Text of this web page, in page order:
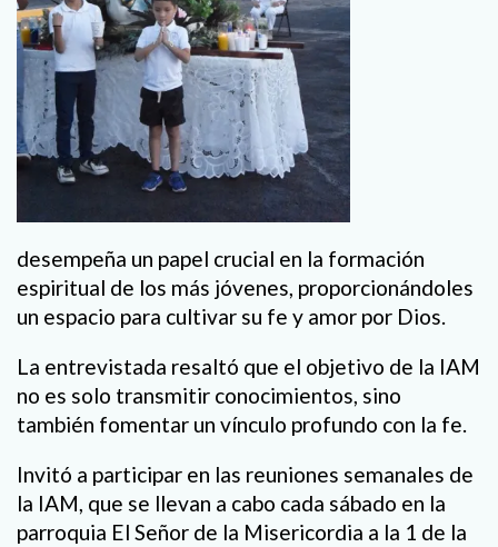
desempeña un papel crucial en la formación
espiritual de los más jóvenes, proporcionándoles
un espacio para cultivar su fe y amor por Dios.
La entrevistada resaltó que el objetivo de la IAM
no es solo transmitir conocimientos, sino
también fomentar un vínculo profundo con la fe.
Invitó a participar en las reuniones semanales de
la IAM, que se llevan a cabo cada sábado en la
parroquia El Señor de la Misericordia a la 1 de la